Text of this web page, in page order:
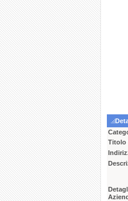
Titolo